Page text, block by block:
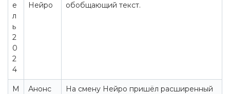
е
л
ь
2
0
2
4
Нейро
обобщающий текст.
М
Анонс
На смену Нейро пришёл расширенный